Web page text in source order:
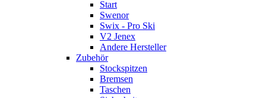
Start
Swenor
Swix - Pro Ski
V2 Jenex
Andere Hersteller
Zubehör
Stockspitzen
Bremsen
Taschen